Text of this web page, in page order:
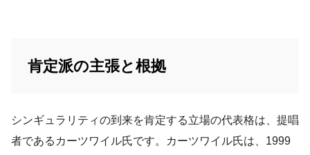
肯定派の主張と根拠
シンギュラリティの到来を肯定する立場の代表格は、提唱
者であるカーツワイル氏です。カーツワイル氏は、1999